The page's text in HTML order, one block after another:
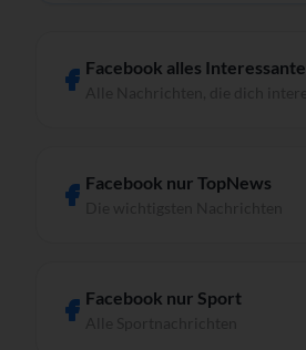
Facebook alles Interessante
Facebook nur TopNews
Facebook nur Sport